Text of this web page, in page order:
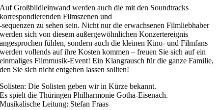
Auf Großbildleinwand werden auch die mit den Soundtracks
korrespondierenden Filmszenen und
-sequenzen zu sehen sein. Nicht nur die erwachsenen Filmliebhaber
werden sich von diesem außergewöhnlichen Konzertereignis
angesprochen fühlen, sondern auch die kleinen Kino- und Filmfans
werden vollends auf ihre Kosten kommen – freuen Sie sich auf ein
einmaliges Filmmusik-Event! Ein Klangrausch für die ganze Familie,
den Sie sich nicht entgehen lassen sollten!
Solisten: Die Solisten geben wir in Kürze bekannt.
Es spielt die Thüringen Philharmonie Gotha-Eisenach.
Musikalische Leitung: Stefan Fraas